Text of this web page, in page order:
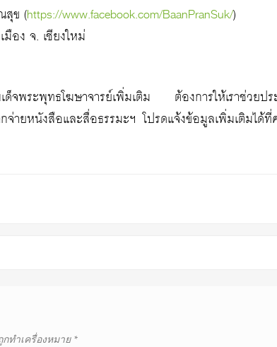
สุข (https://www.facebook.com/BaanPranSuk/)
อง จ. เชียงใหม่
ด็จพระพุทธโฆษาจารย์เพิ่มเติม ต้องการให้เราช่วยป
ายหนังสือและสื่อธรรมะฯ โปรดแจ้งข้อมูลเพิ่มเติมได้
ทำเครื่องหมาย*